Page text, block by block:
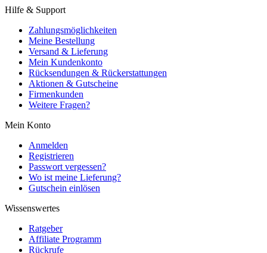
Hilfe & Support
Zahlungsmöglichkeiten
Meine Bestellung
Versand & Lieferung
Mein Kundenkonto
Rücksendungen & Rückerstattungen
Aktionen & Gutscheine
Firmenkunden
Weitere Fragen?
Mein Konto
Anmelden
Registrieren
Passwort vergessen?
Wo ist meine Lieferung?
Gutschein einlösen
Wissenswertes
Ratgeber
Affiliate Programm
Rückrufe